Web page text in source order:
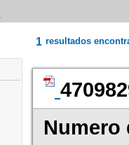
1 resultados
Numero